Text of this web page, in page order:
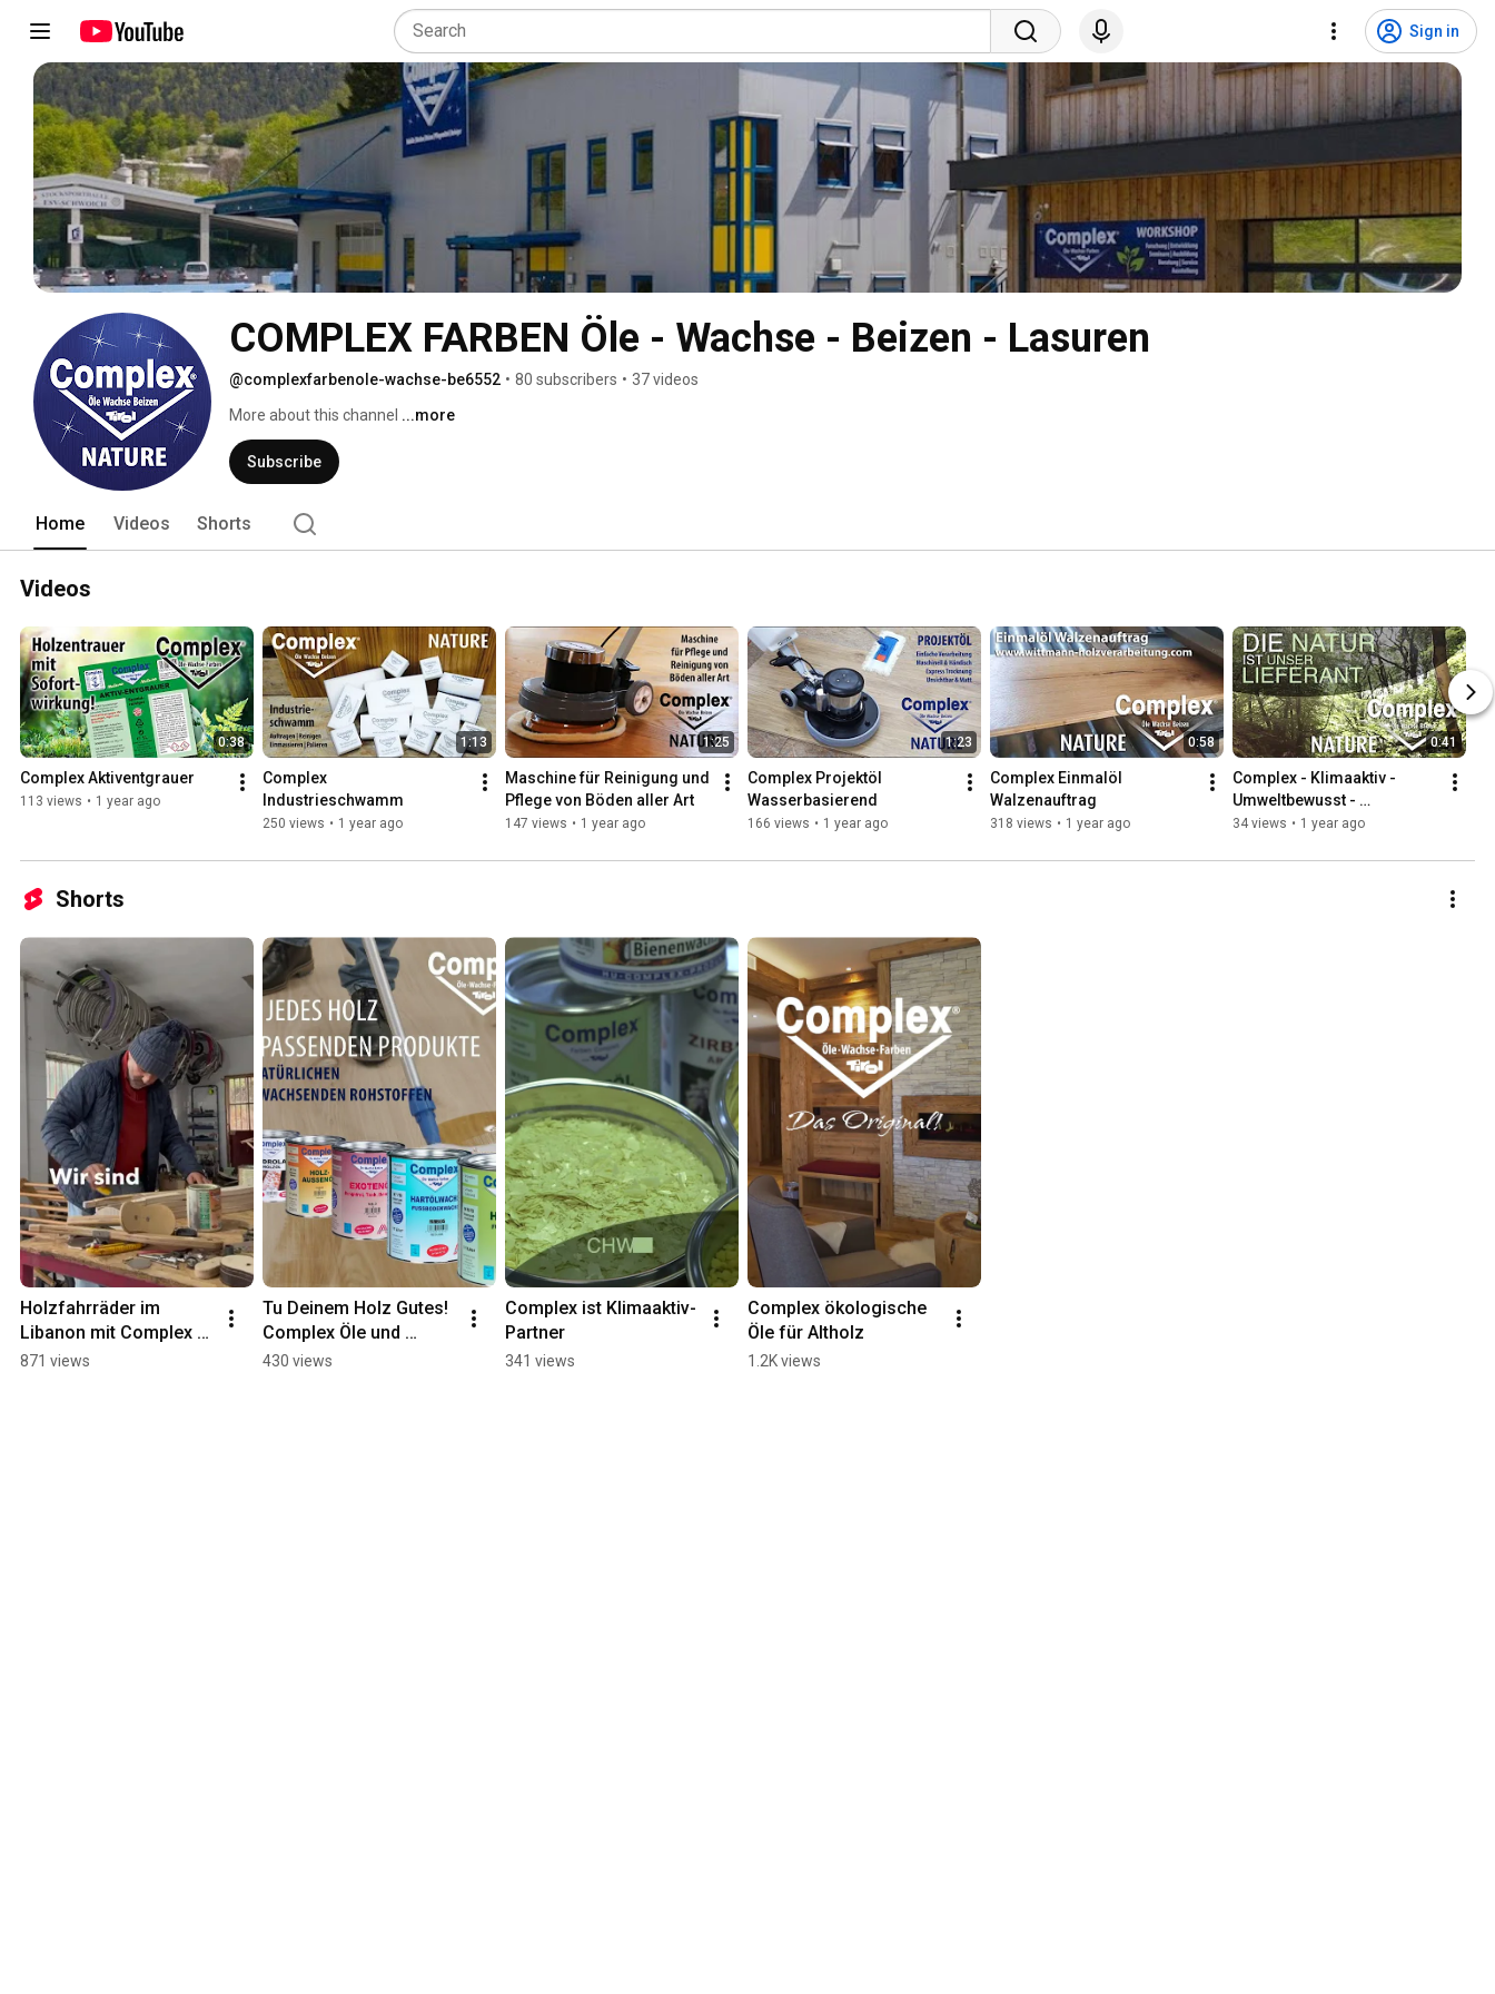
Sign in
COMPLEX FARBEN Öle - Wachse - Beizen - Lasuren
@complexfarbenole-wachse-be6552 • 80 subscribers • 37 videos
More about this channel ...more
Subscribe
Home Videos Shorts
Videos
0:38
Complex Aktiventgrauer
113 views • 1 year ago
1:13
Complex
Industrieschwamm
250 views • 1 year ago
1:25
Maschine für Reinigung und
Pflege von Böden aller Art
147 views • 1 year ago
1:23
Complex Projektöl
Wasserbasierend
166 views • 1 year ago
0:58
Complex Einmalöl
Walzenauftrag
318 views • 1 year ago
0:41
Complex - Klimaaktiv -
Umweltbewusst -
Ökologisch
34 views • 1 year ago
Shorts
Holzfahrräder im
Libanon mit Complex
Ölen - für einen guten
871 views
Tu Deinem Holz Gutes!
Complex Öle und
Wachse!
430 views
Complex ist Klimaaktiv-
Partner
341 views
Complex ökologische
Öle für Altholz
1.2K views